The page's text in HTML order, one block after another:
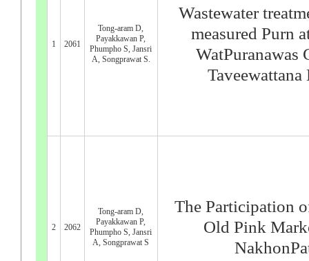
1 2061
Tong-aram D,
Payakkawan P,
Phumpho S, Jansri
A, Songprawat S.
Wastewater
measured Purn
WatPuranawas
2 2062
Tong-aram D,
Payakkawan P,
Phumpho S, Jansri
A, Songprawat S
The Participation
Old Pink